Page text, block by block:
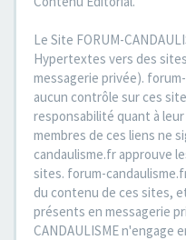
Le Site FORUM-
Hypertextes vers des
messagerie privée).
aucun contrôle sur ces
responsabilité quant à
membres de ces liens ne
candaulisme.fr approuve
sites. forum-
du contenu de ces sites,
présents en messagerie
CANDAULISME n'engage